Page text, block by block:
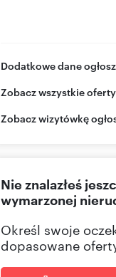
Dodatkowe dane
ul. Klonów 102
małopolskie
Zobacz wszystkie
Zobacz wizytówkę
Nie znalazłeś
wymarzonej
Określ swoje
dopasowane